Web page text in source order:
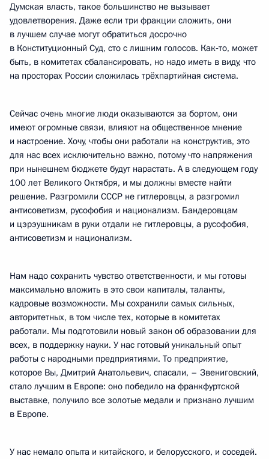
Думская власть, такое большинство не вызывает
удовлетворения. Даже если три фракции сложить, они
в лучшем случае могут обратиться досрочно
в Конституционный Суд, сто с лишним голосов. Как‑то, может
быть, в комитетах сбалансировать, но надо иметь в виду, что
на просторах России сложилась трёхпартийная система.
Сейчас очень многие люди оказываются за бортом, они
имеют огромные связи, влияют на общественное мнение
и настроение. Хочу, чтобы они работали на конструктив, это
для нас всех исключительно важно, потому что напряжения
при нынешнем бюджете будут нарастать. А в следующем году
100 лет Великого Октября, и мы должны вместе найти
решение. Разгромили СССР не гитлеровцы, а разгромил
антисоветизм, русофобия и национализм. Бандеровцам
и цэрэушникам в руки отдали не гитлеровцы, а русофобия,
антисоветизм и национализм.
Нам надо сохранить чувство ответственности, и мы готовы
максимально вложить в это свои капиталы, таланты,
кадровые возможности. Мы сохранили самых сильных,
авторитетных, в том числе тех, которые в комитетах
работали. Мы подготовили новый закон об образовании для
всех, в поддержку науки. У нас готовый уникальный опыт
работы с народными предприятиями. То предприятие,
которое Вы, Дмитрий Анатольевич, спасали, – Звениговский,
стало лучшим в Европе: оно победило на франкфуртской
выставке, получило все золотые медали и признано лучшим
в Европе.
У нас немало опыта и китайского, и белорусского, и соседей.